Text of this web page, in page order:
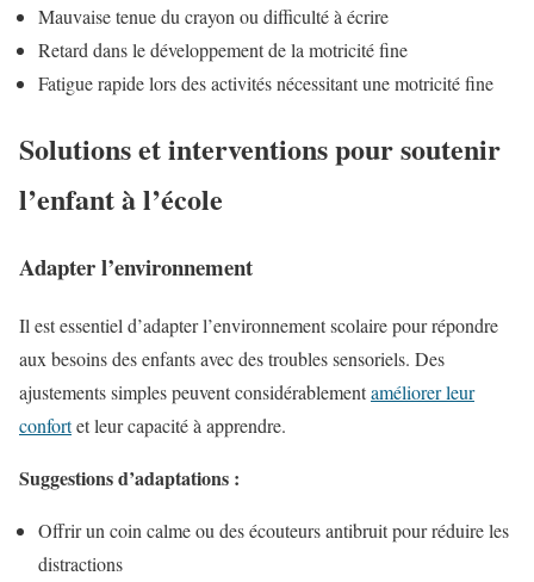
Mauvaise tenue du crayon ou difficulté à écrire
Retard dans le développement de la motricité fine
Fatigue rapide lors des activités nécessitant une motricité fine
Solutions et interventions pour soutenir
l’enfant à l’école
Adapter l’environnement
Il est essentiel d’adapter l’environnement scolaire pour répondre
aux besoins des enfants avec des troubles sensoriels. Des
ajustements simples peuvent considérablementaméliorer leur
confortet leur capacité à apprendre.
Suggestions d’adaptations :
Offrir un coin calme ou des écouteurs antibruit pour réduire les
distractions